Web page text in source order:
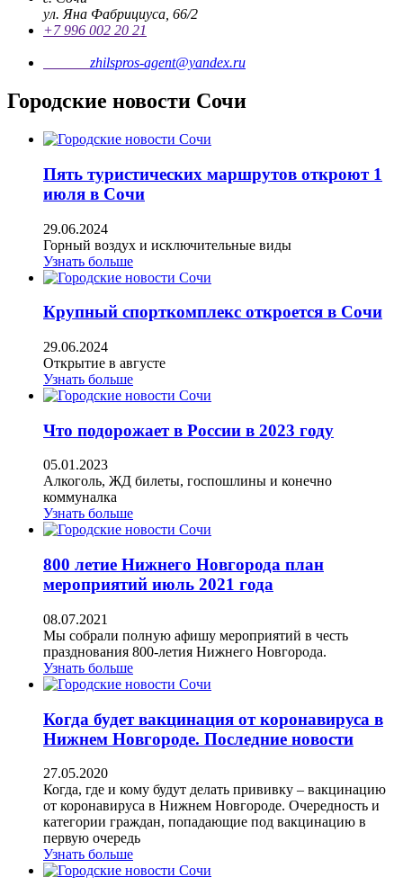
ул. Яна Фабрициуса, 66/2
+7 996 002 20 21
zhilspros-agent@yandex.ru
Городские новости Сочи
Пять туристических маршрутов откроют 1
июля в Сочи
29.06.2024
Горный воздух и исключительные виды
Узнать больше
Крупный спорткомплекс откроется в Сочи
29.06.2024
Открытие в августе
Узнать больше
Что подорожает в России в 2023 году
05.01.2023
Алкоголь, ЖД билеты, госпошлины и конечно
коммуналка
Узнать больше
800 летие Нижнего Новгорода план
мероприятий июль 2021 года
08.07.2021
Мы собрали полную афишу мероприятий в честь
празднования 800-летия Нижнего Новгорода.
Узнать больше
Когда будет вакцинация от коронавируса в
Нижнем Новгороде. Последние новости
27.05.2020
Когда, где и кому будут делать прививку – вакцинацию
от коронавируса в Нижнем Новгороде. Очередность и
категории граждан, попадающие под вакцинацию в
первую очередь
Узнать больше